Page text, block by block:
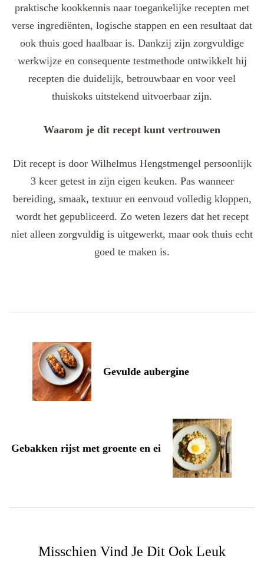
praktische kookkennis naar toegankelijke recepten met
verse ingrediënten, logische stappen en een resultaat dat
ook thuis goed haalbaar is. Dankzij zijn zorgvuldige
werkwijze en consequente testmethode ontwikkelt hij
recepten die duidelijk, betrouwbaar en voor veel
thuiskoks uitstekend uitvoerbaar zijn.
Waarom je dit recept kunt vertrouwen
Dit recept is door Wilhelmus Hengstmengel persoonlijk
3 keer getest in zijn eigen keuken. Pas wanneer
bereiding, smaak, textuur en eenvoud volledig kloppen,
wordt het gepubliceerd. Zo weten lezers dat het recept
niet alleen zorgvuldig is uitgewerkt, maar ook thuis echt
goed te maken is.
Navigation
Gevulde aubergine
Gebakken rijst met groente en ei
Misschien Vind Je Dit Ook Leuk